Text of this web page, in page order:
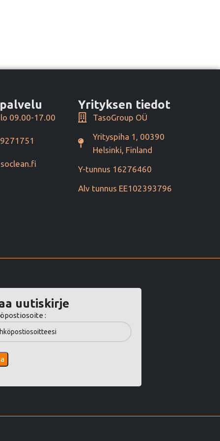
09.00-17.00
Yrityksen tiedot
TasoGroup OÜ
Yrityspiha 1, 00390
Helsinki, Finland
Y-tunnus 16276460
Alv tunnus EE102393796
uutiskirje
: